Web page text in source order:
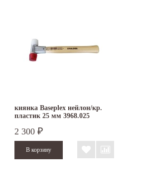
киянка Baseplex нейлон/кр.
пластик 25 мм 3968.025
2 300 ₽